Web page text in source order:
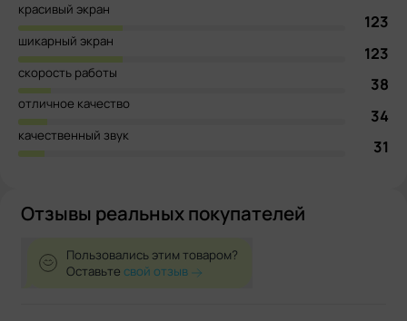
красивый экран
123
шикарный экран
123
скорость работы
38
отличное качество
34
качественный звук
31
Отзывы реальных покупателей
Пользовались этим товаром?
Оставьтесвой отзыв